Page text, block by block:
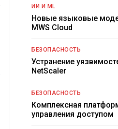
ИИ И ML
Новые языковые
MWS Cloud
БЕЗОПАСНОСТЬ
Устранение
NetScaler
БЕЗОПАСНОСТЬ
Комплексная
управления доступом